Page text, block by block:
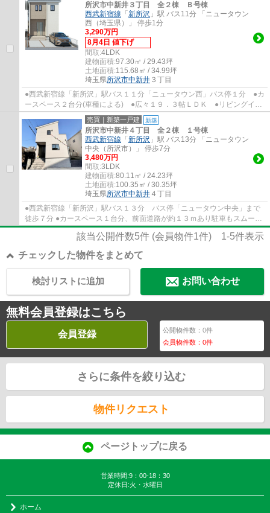
所沢市中新井３丁目 全２棟 Ｂ号棟
西武新宿線 「 新所沢 」駅 バス11分 「ニュータウン
西（埼玉県）」 停歩1分
3,290万円
8月4日 値下げ
間取:4LDK
建物面積:97.30㎡ / 29.43坪
土地面積:115.68㎡ / 34.99坪
埼玉県所沢市中新井 ３丁目
●西武新宿線「新所沢」駅バス１１分「ニュータウン西」バス停１分 ●カ
ースペース２台分(車種による) ●広々１９．３帖ＬＤＫ ●リビングイン
階段 ●収納たっぷりシューズボックス＋床...
売買｜新築一戸建 新築
所沢市中新井４丁目 全２棟 １号棟
西武新宿線 「 新所沢 」駅 バス13分 「ニュータウン
中央（所沢市）」 停歩7分
3,480万円
間取:3LDK
建物面積:80.11㎡ / 24.23坪
土地面積:100.35㎡ / 30.35坪
埼玉県所沢市中新井 ４丁目
●西武新宿線「新所沢」駅バス１３分 バス停「ニュータウン中央」まで
徒歩７分 ●カースペース１台分、前面道路が約１３ｍあり駐車もスムーズ
●陽当たり、通風良好の「角地」 ●南向きの...
該当公開件数5件 (会員物件1件) 1-5件表示
チェックした物件をまとめて
お問い合わせ
検討リストに追加
無料会員登録はこちら
会員登録 公開物件数：0件
会員物件数：0件
さらに条件を絞り込む
物件リクエスト
ページトップに戻る
営業時間:9：00-18：30
定休日:火・水曜日
ホーム